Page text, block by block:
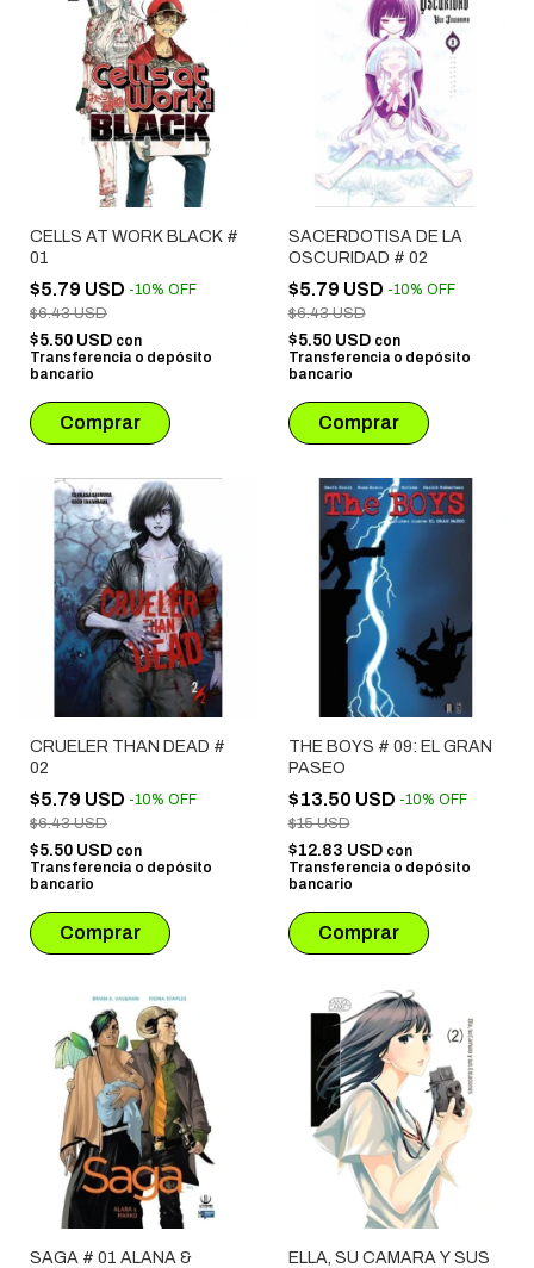
CELLS AT WORK BLACK #
01
$5.79 USD -10% OFF
$6.43 USD
$5.50 USD con
Transferencia o depósito
bancario
SACERDOTISA DE LA
OSCURIDAD # 02
$5.79 USD -10% OFF
$6.43 USD
$5.50 USD con
Transferencia o depósito
bancario
CRUELER THAN DEAD #
02
$5.79 USD -10% OFF
$6.43 USD
$5.50 USD con
Transferencia o depósito
bancario
THE BOYS # 09: EL GRAN
PASEO
$13.50 USD -10% OFF
$15 USD
$12.83 USD con
Transferencia o depósito
bancario
SAGA # 01 ALANA & ELLA, SU CAMARA Y SUS